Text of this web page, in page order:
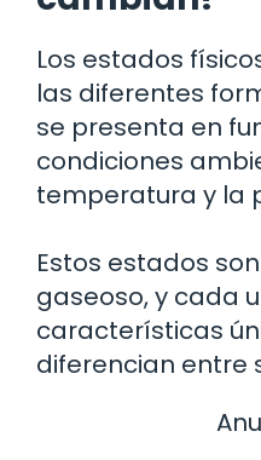
Los estados
las diferentes
se presenta en
condiciones
temperatura y la
Estos estados
gaseoso, y cada
características
diferencian entre